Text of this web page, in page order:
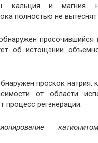
кальция и магния
полностью не вытеснят
просочившийся
об истощении
проскок натрия,
от области
процесс регенерации.